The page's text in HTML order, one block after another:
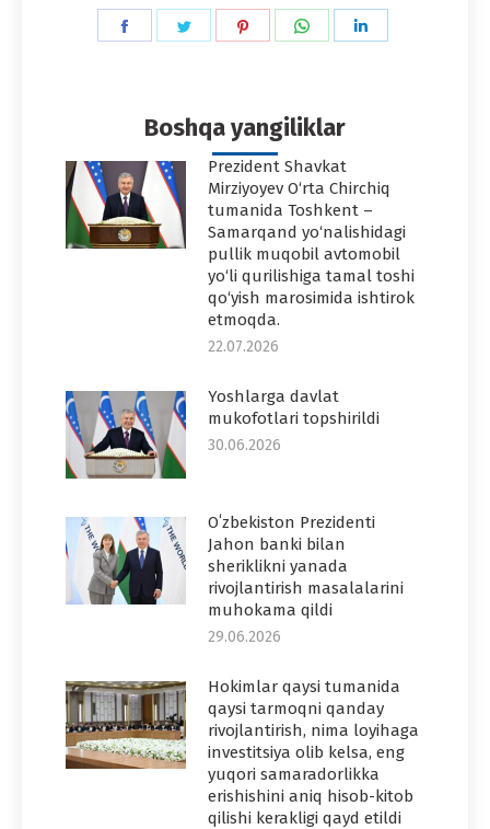
Share
Share
Share
Share
Boshqa yangiliklar
Prezident Shavkat
Mirziyoyev O‘rta Chirchiq
tumanida Toshkent –
Samarqand yo‘nalishidagi
pullik muqobil avtomobil
yo‘li qurilishiga tamal toshi
qo‘yish marosimida ishtirok
etmoqda.
22.07.2026
Yoshlarga davlat
mukofotlari topshirildi
30.06.2026
Oʻzbekiston Prezidenti
Jahon banki bilan
sheriklikni yanada
rivojlantirish masalalarini
muhokama qildi
29.06.2026
Hokimlar qaysi tumanida
qaysi tarmoqni qanday
rivojlantirish, nima loyihaga
investitsiya olib kelsa, eng
yuqori samaradorlikka
erishishini aniq hisob-kitob
qilishi kerakligi qayd etildi